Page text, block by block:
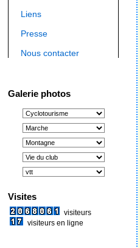
Calendrier des clubs
Liens
Presse
Galerie photos